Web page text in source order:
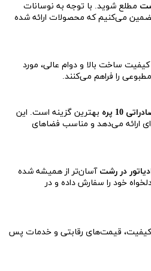
مطلع شوید. با توجه به نوسانات
تضمین می‌کنیم که محصولات ارائه شده
ساخت بالا و دوام عالی، مورد
را فراهم می‌کنند.
بهترین گزینه است. این
ارائه می‌دهد و مناسب فضاهای
در رشت آسان‌تر از همیشه شده
خود را سفارش داده و در
با کیفیت، قیمت‌های رقابتی و خدمات پس